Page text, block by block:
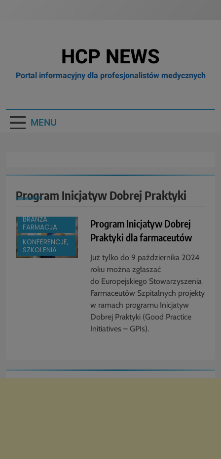
HCP NEWS
Portal informacyjny dla profesjonalistów medycznych
MENU
Program Inicjatyw Dobrej Praktyki
BRANŻA:
FARMACJA
KONFERENCJE,
SZKOLENIA
Program Inicjatyw Dobrej
Praktyki dla farmaceutów
Już tylko do 9 października 2024
roku można zgłaszać
do Europejskiego Stowarzyszenia
Farmaceutów Szpitalnych projekty
w ramach programu Inicjatyw
Dobrej Praktyki (Good Practice
Initiatives – GPIs).